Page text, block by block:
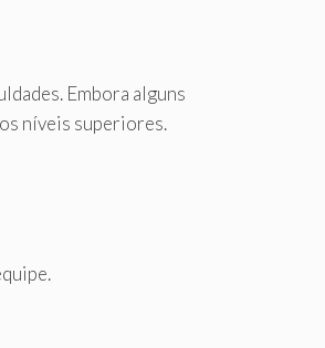
Embora alguns
níveis superiores.